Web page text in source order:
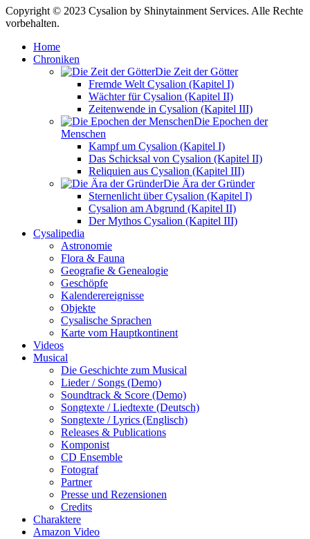
Copyright © 2023 Cysalion by Shinytainment Services. Alle Rechte
vorbehalten.
Home
Chroniken
Die Zeit der Götter
Fremde Welt Cysalion (Kapitel I)
Wächter für Cysalion (Kapitel II)
Zeitenwende in Cysalion (Kapitel III)
Die Epochen der
Menschen
Kampf um Cysalion (Kapitel I)
Das Schicksal von Cysalion (Kapitel II)
Reliquien aus Cysalion (Kapitel III)
Die Ära der Gründer
Sternenlicht über Cysalion (Kapitel I)
Cysalion am Abgrund (Kapitel II)
Der Mythos Cysalion (Kapitel III)
Cysalipedia
Astronomie
Flora & Fauna
Geografie & Genealogie
Geschöpfe
Kalenderereignisse
Objekte
Cysalische Sprachen
Karte vom Hauptkontinent
Videos
Musical
Die Geschichte zum Musical
Lieder / Songs (Demo)
Soundtrack & Score (Demo)
Songtexte / Liedtexte (Deutsch)
Songtexte / Lyrics (Englisch)
Releases & Publications
Komponist
CD Ensemble
Fotograf
Partner
Presse und Rezensionen
Credits
Charaktere
Amazon Video